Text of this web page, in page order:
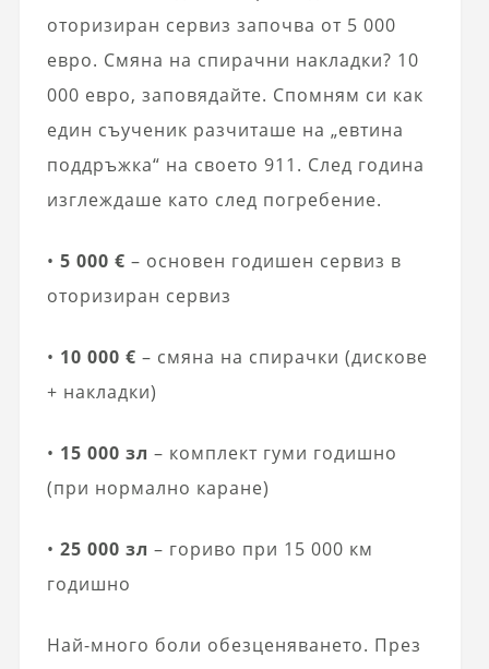
оторизиран сервиз започва от 5 000
евро. Смяна на спирачни накладки? 10
000 евро, заповядайте. Спомням си как
един съученик разчиташе на „евтина
поддръжка“ на своето 911. След година
изглеждаше като след погребение.
• 5 000 € – основен годишен сервиз в
оторизиран сервиз
• 10 000 € – смяна на спирачки (дискове
+ накладки)
• 15 000 зл – комплект гуми годишно
(при нормално каране)
• 25 000 зл – гориво при 15 000 км
годишно
Най-много боли обезценяването. През